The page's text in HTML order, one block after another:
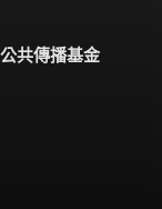
共傳播基金